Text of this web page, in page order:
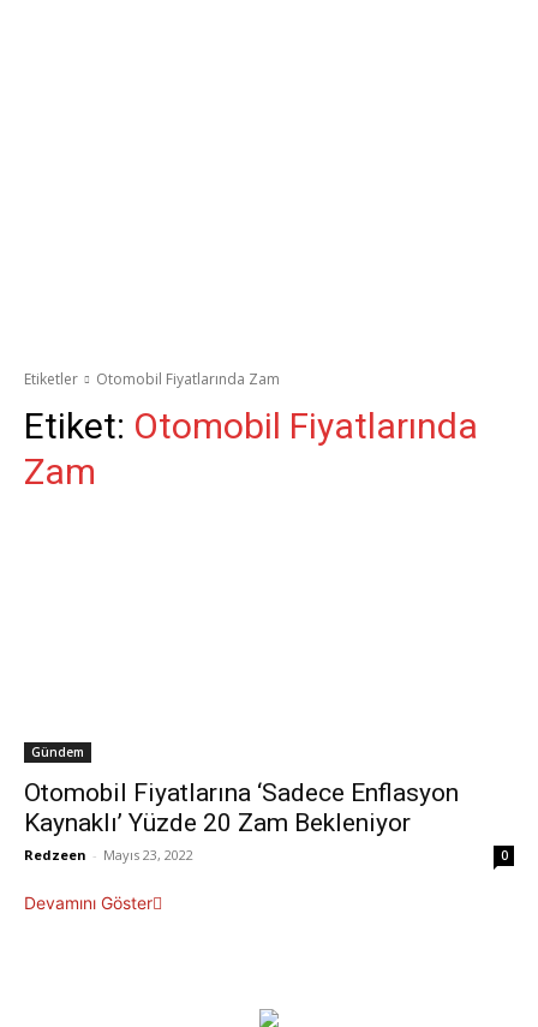
Etiketler Otomobil Fiyatlarında Zam
Etiket: Otomobil Fiyatlarında
Zam
Gündem
Otomobil Fiyatlarına ‘Sadece Enflasyon
Kaynaklı’ Yüzde 20 Zam Bekleniyor
Redzeen - Mayıs 23, 2022 0
Devamını Göster